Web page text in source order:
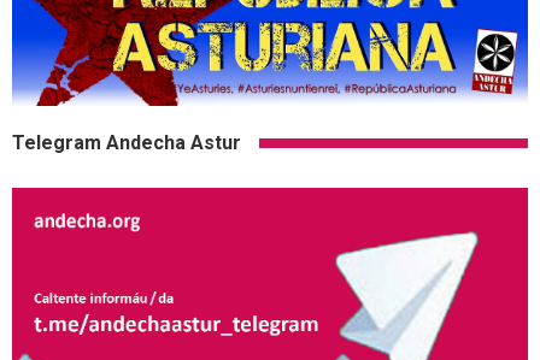
Telegram Andecha Astur